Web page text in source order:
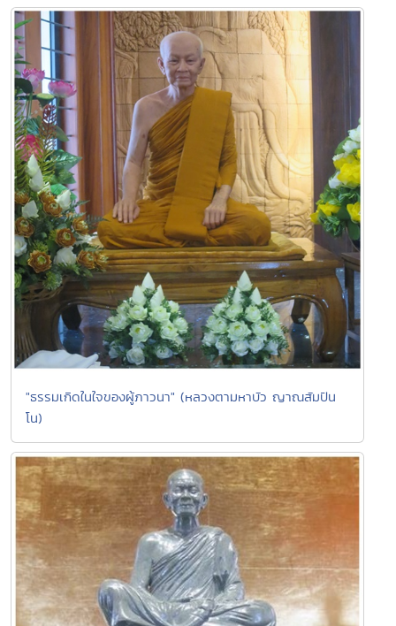
"ธรรมเกิดในใจของผู้ภาวนา" (หลวงตามหาบัว ญาณสัมปัน
โน)